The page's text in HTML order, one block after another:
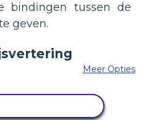
bindingen tussen de
geven.
Meer Opties